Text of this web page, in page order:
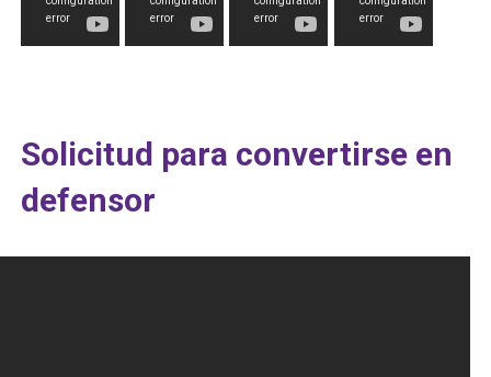
Solicitud para convertirse en
defensor